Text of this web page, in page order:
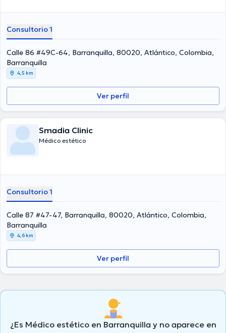
Consultorio 1
Calle 86 #49C-64, Barranquilla, 80020, Atlántico, Colombia,
Barranquilla
4,5 km
Ver perfil
Smadia Clinic
Médico estético
Consultorio 1
Calle 87 #47-47, Barranquilla, 80020, Atlántico, Colombia,
Barranquilla
4,6 km
Ver perfil
¿Es Médico estético en Barranquilla y no aparece en